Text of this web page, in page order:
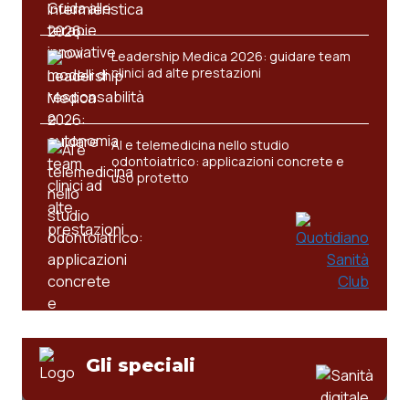
Leadership Medica 2026: guidare team
clinici ad alte prestazioni
AI e telemedicina nello studio
odontoiatrico: applicazioni concrete e
uso protetto
Gli speciali